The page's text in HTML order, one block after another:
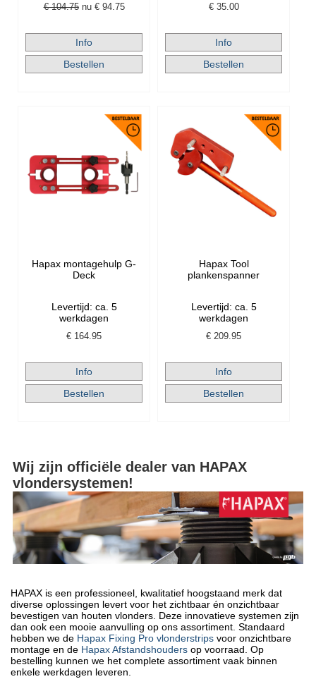
€ 104.75nu € 94.75 € 35.00
Hapax montagehulp G-
Deck
Levertijd: ca. 5
werkdagen
€ 164.95
Hapax Tool
plankenspanner
Levertijd: ca. 5
werkdagen
€ 209.95
Wij zijn officiële dealer van HAPAX
vlondersystemen!
HAPAX is een professioneel, kwalitatief hoogstaand merk dat
diverse oplossingen levert voor het zichtbaar én onzichtbaar
bevestigen van houten vlonders. Deze innovatieve systemen zijn
dan ook een mooie aanvulling op ons assortiment. Standaard
hebben we de Hapax Fixing Pro vlonderstrips voor onzichtbare
montage en de Hapax Afstandshouders op voorraad. Op
bestelling kunnen we het complete assortiment vaak binnen
enkele werkdagen leveren.